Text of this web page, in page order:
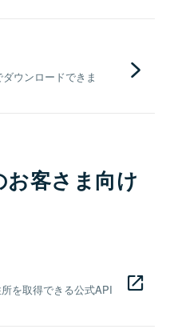
ウンロードできま
お客さま向け
を取得できる公式API